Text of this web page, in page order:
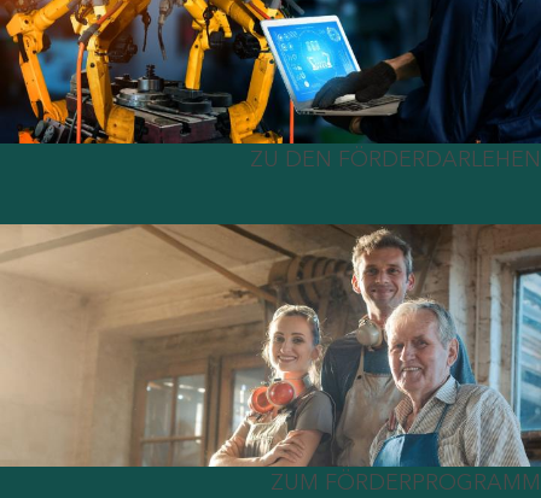
ZU DEN FÖRDERDARLEHEN
ZUM FÖRDERPROGRAMM